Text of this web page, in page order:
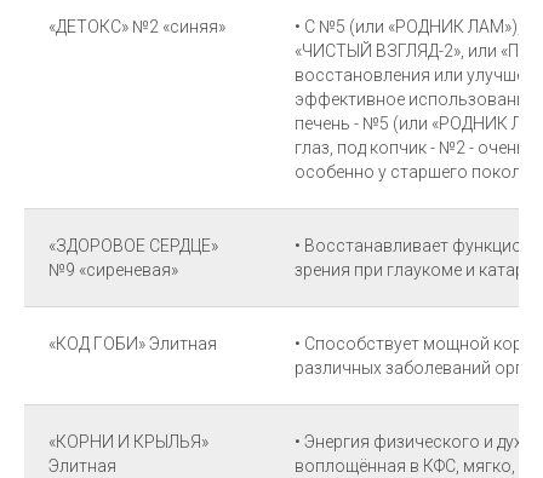
«ДЕТОКС» №2 «синяя»
• С №5 (или «РОДНИК ЛАМ»),
«ЧИСТЫЙ ВЗГЛЯД-2», или
восстановления или
эффективное использование
печень - №5 (или «РОДНИК
глаз, под копчик - №2 - очень
особенно у старшего
«ЗДОРОВОЕ СЕРДЦЕ»
№9 «сиреневая»
• Восстанавливает
зрения при глаукоме и
«КОД ГОБИ» Элитная
• Способствует мощной
различных заболеваний
«КОРНИ И КРЫЛЬЯ»
Элитная
• Энергия физического и
воплощённая в КФС, мягко,